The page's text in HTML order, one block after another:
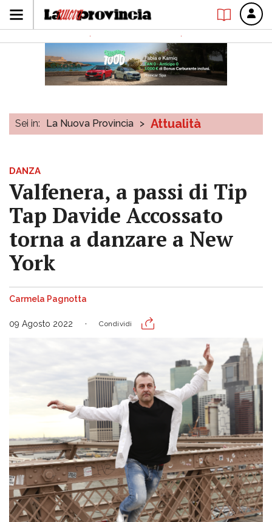
Sei in: La Nuova Provincia > Attualità
DANZA
Valfenera, a passi di Tip
Tap Davide Accossato
torna a danzare a New
York
Carmela Pagnotta
09 Agosto 2022 Condividi